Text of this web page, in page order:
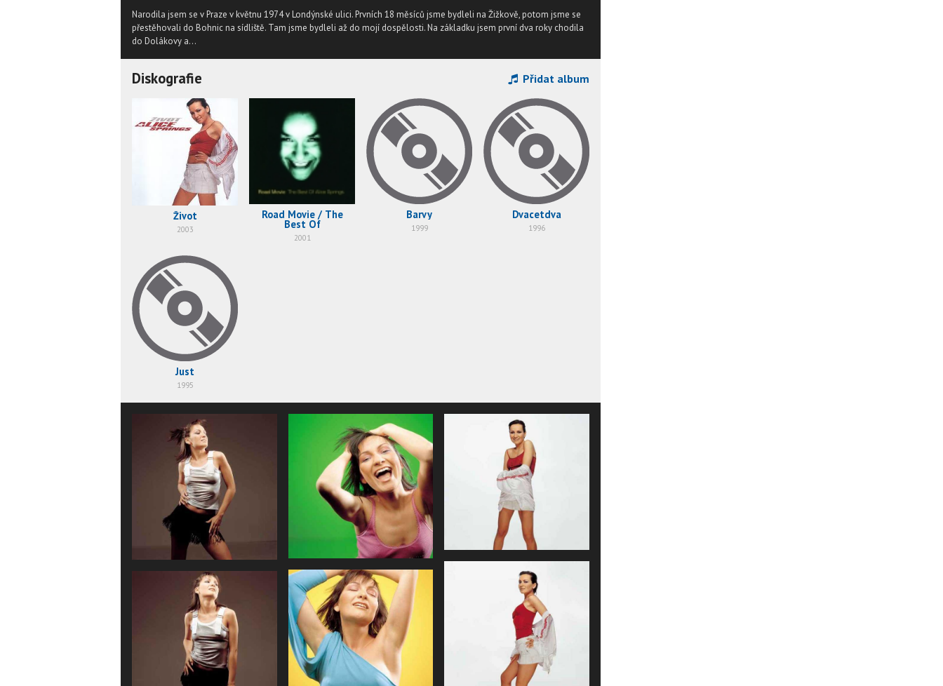
Narodila jsem se v Praze v květnu 1974 v Londýnské ulici. Prvních 18 měsíců jsme bydleli na Žižkově, potom jsme se
přestěhovali do Bohnic na sídliště. Tam jsme bydleli až do mojí dospělosti. Na základku jsem první dva roky chodila
do Dolákovy a...
Diskografie Přidat album
Život
2003
Road Movie / The
Best Of
2001
Barvy
1999
Dvacetdva
1996
Just
1995